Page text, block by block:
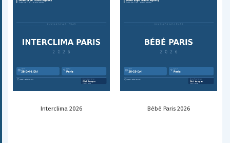
Interclima 2026 Bébé Paris 2026